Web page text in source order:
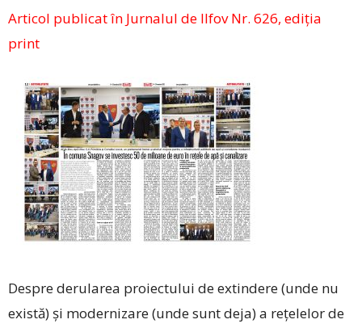
Articol publicat în Jurnalul de Ilfov Nr. 626, ediția
print
Despre derularea proiectului de extindere (unde nu
există) și modernizare (unde sunt deja) a rețelelor de